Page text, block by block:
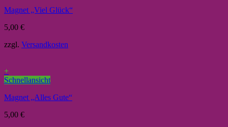
Magnet „Viel Glück“
5,00 €
zzgl. Versandkosten
+
Schnellansicht
Magnet „Alles Gute“
5,00 €